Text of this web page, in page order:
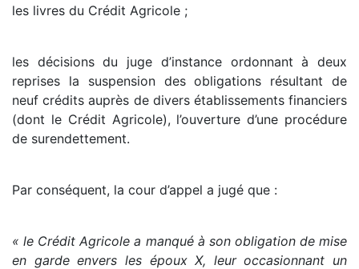
les livres du Crédit Agricole ;
les décisions du juge d’instance ordonnant à deux
reprises la suspension des obligations résultant de
neuf crédits auprès de divers établissements financiers
(dont le Crédit Agricole), l’ouverture d’une procédure
de surendettement.
Par conséquent, la cour d’appel a jugé que :
« le Crédit Agricole a manqué à son obligation de mise
en garde envers les époux X, leur occasionnant un